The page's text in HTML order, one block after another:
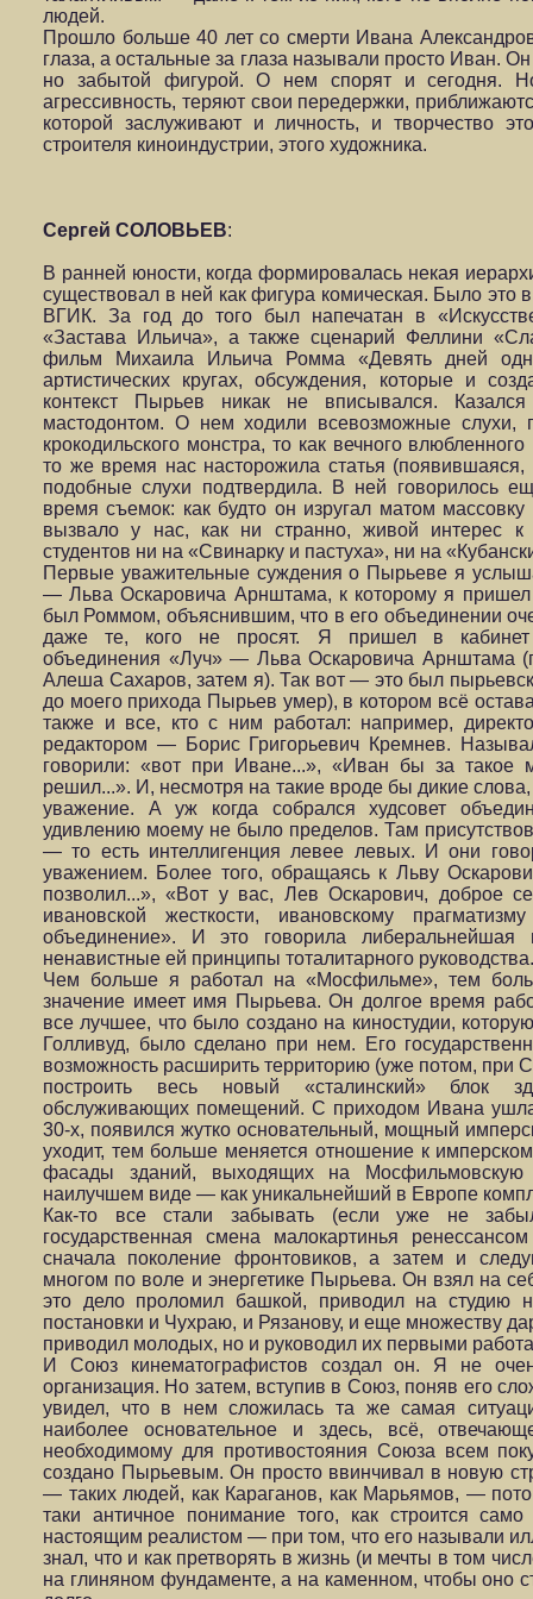
людей.
Прошло больше 40 лет со смерти Ивана
глаза, а остальные за глаза называли просто Иван.
но забытой фигурой. О нем спорят и сегодня.
агрессивность, теряют свои передержки,
которой заслуживают и личность, и творчество
строителя киноиндустрии, этого художника.
Сергей СОЛОВЬЕВ:
В ранней юности, когда формировалась некая
существовал в ней как фигура комическая. Было это
ВГИК. За год до того был напечатан в
«Застава Ильича», а также сценарий Феллини
фильм Михаила Ильича Ромма «Девять дней
артистических кругах, обсуждения, которые и
контекст Пырьев никак не вписывался.
мастодонтом. О нем ходили всевозможные слухи,
крокодильского монстра, то как вечного
то же время нас насторожила статья (появившаяся,
подобные слухи подтвердила. В ней говорилось
время съемок: как будто он изругал матом
вызвало у нас, как ни странно, живой интерес к
студентов ни на «Свинарку и пастуха», ни на
Первые уважительные суждения о Пырьеве я
— Льва Оскаровича Арнштама, к которому я
был Роммом, объяснившим, что в его объединении
даже те, кого не просят. Я пришел в кабинет
объединения «Луч» — Льва Оскаровича Арнштама
Алеша Сахаров, затем я). Так вот — это был
до моего прихода Пырьев умер), в котором всё
также и все, кто с ним работал: например,
редактором — Борис Григорьевич Кремнев.
говорили: «вот при Иване...», «Иван бы за такое
решил...». И, несмотря на такие вроде бы дикие
уважение. А уж когда собрался худсовет
удивлению моему не было пределов. Там
— то есть интеллигенция левее левых. И они
уважением. Более того, обращаясь к Льву
позволил...», «Вот у вас, Лев Оскарович, доброе
ивановской жесткости, ивановскому
объединение». И это говорила либеральнейшая
ненавистные ей принципы тоталитарного руководства.
Чем больше я работал на «Мосфильме», тем
значение имеет имя Пырьева. Он долгое время
все лучшее, что было создано на киностудии,
Голливуд, было сделано при нем. Его
возможность расширить территорию (уже потом, при
построить весь новый «сталинский» блок
обслуживающих помещений. С приходом Ивана ушла
30-х, появился жутко основательный, мощный
уходит, тем больше меняется отношение к
фасады зданий, выходящих на Мосфильмовскую
наилучшем виде — как уникальнейший в Европе
Как-то все стали забывать (если уже не
государственная смена малокартинья
сначала поколение фронтовиков, а затем и
многом по воле и энергетике Пырьева. Он взял на
это дело проломил башкой, приводил на студию
постановки и Чухраю, и Рязанову, и еще множеству
приводил молодых, но и руководил их первыми
И Союз кинематографистов создал он. Я не
организация. Но затем, вступив в Союз, поняв его
увидел, что в нем сложилась та же самая
наиболее основательное и здесь, всё,
необходимому для противостояния Союза всем
создано Пырьевым. Он просто ввинчивал в новую
— таких людей, как Караганов, как Марьямов, —
таки античное понимание того, как строится
настоящим реалистом — при том, что его называли
знал, что и как претворять в жизнь (и мечты в том
на глиняном фундаменте, а на каменном, чтобы оно